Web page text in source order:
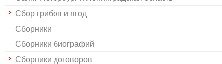
Сбор грибов и ягод
Сборники
Сборники биографий
Сборники договоров